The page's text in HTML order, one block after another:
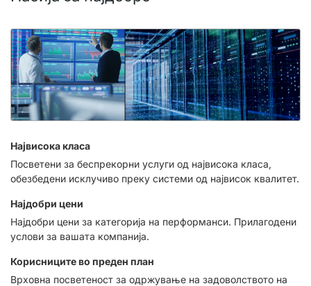
Највисока класа
Посветени за беспрекорни услуги од највисока класа,
обезбедени исклучиво преку системи од највисок квалитет.
Најдобри цени
Најдобри цени за категорија на перформанси. Прилагодени
услови за вашата компанија.
Корисниците во преден план
Врховна посветеност за одржување на задоволството на